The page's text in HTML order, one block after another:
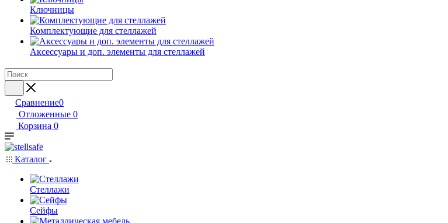
Ключницы
Комплектующие для стеллажей
Аксессуары и доп. элементы для стеллажей
Сравнение0
Отложенные 0
Корзина 0
Каталог
Стеллажи
Сейфы